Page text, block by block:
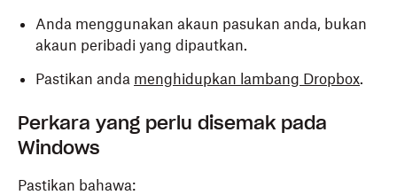
Anda menggunakan akaun pasukan anda, bukan
akaun peribadi yang dipautkan.
Pastikan anda menghidupkan lambang Dropbox.
Perkara yang perlu disemak pada
Windows
Pastikan bahawa: